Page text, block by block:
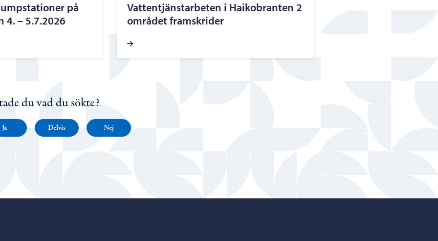
på
– 5.7.2026
Vattentjänstarbeten i Haikobranten 2
området framskrider
du vad du sökte?
Ja Delvis Nej